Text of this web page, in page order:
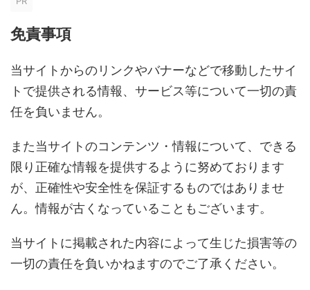
免責事項
当サイトからのリンクやバナーなどで移動したサイ
トで提供される情報、サービス等について一切の責
任を負いません。
また当サイトのコンテンツ・情報について、できる
限り正確な情報を提供するように努めております
が、正確性や安全性を保証するものではありませ
ん。情報が古くなっていることもございます。
当サイトに掲載された内容によって生じた損害等の
一切の責任を負いかねますのでご了承ください。